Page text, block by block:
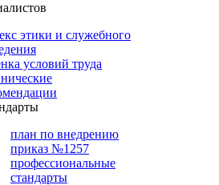
этики и служебного
условий труда
план по внедрению
приказ №1257
профессиональные
стандарты